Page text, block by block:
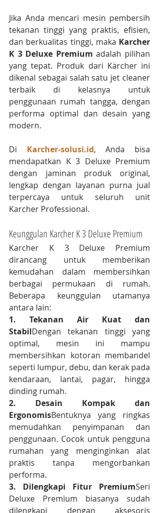
Jika Anda mencari mesin pembersih
tekanan tinggi yang praktis, efisien,
dan berkualitas tinggi, maka Karcher
K 3 Deluxe Premium adalah pilihan
yang tepat. Produk dari Kärcher ini
dikenal sebagai salah satu jet cleaner
terbaik di kelasnya untuk
penggunaan rumah tangga, dengan
performa optimal dan desain yang
modern.
Di Karcher-solusi.id, Anda bisa
mendapatkan K 3 Deluxe Premium
dengan jaminan produk original,
lengkap dengan layanan purna jual
terpercaya untuk seluruh unit
Karcher Professional.
Keunggulan Karcher K 3 Deluxe Premium
Karcher K 3 Deluxe Premium
dirancang untuk memberikan
kemudahan dalam membersihkan
berbagai permukaan di rumah.
Beberapa keunggulan utamanya
antara lain:
1. Tekanan Air Kuat dan
StabilDengan tekanan tinggi yang
optimal, mesin ini mampu
membersihkan kotoran membandel
seperti lumpur, debu, dan kerak pada
kendaraan, lantai, pagar, hingga
dinding rumah.
2. Desain Kompak dan
ErgonomisBentuknya yang ringkas
memudahkan penyimpanan dan
penggunaan. Cocok untuk pengguna
rumahan yang menginginkan alat
praktis tanpa mengorbankan
performa.
3. Dilengkapi Fitur PremiumSeri
Deluxe Premium biasanya sudah
dilengkapi dengan aksesoris